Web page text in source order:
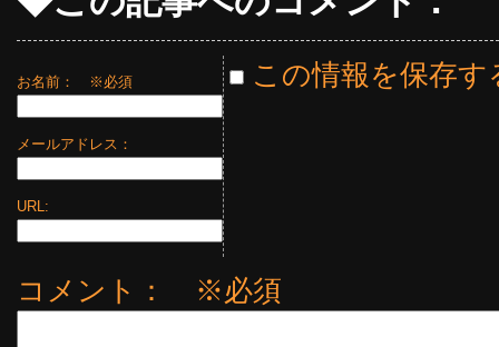
お名前： ※必須
メールアドレス：
URL:
この情報を保存す
コメント： ※必須